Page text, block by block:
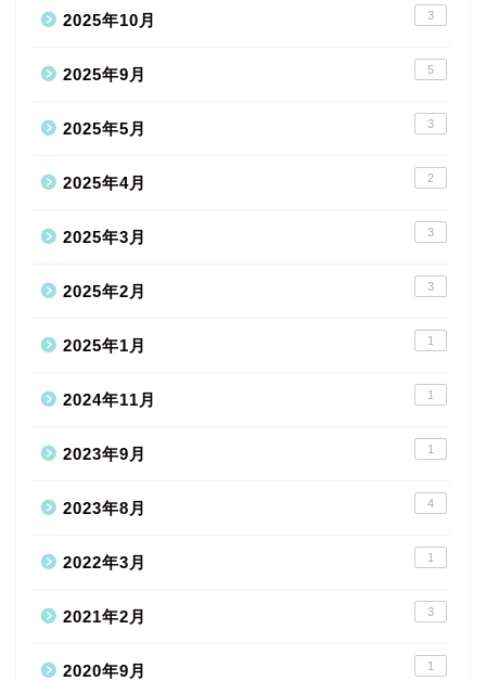
2025年10月 3
2025年9月 5
2025年5月 3
2025年4月 2
2025年3月 3
2025年2月 3
2025年1月 1
2024年11月 1
2023年9月 1
2023年8月 4
2022年3月 1
2021年2月 3
2020年9月 1